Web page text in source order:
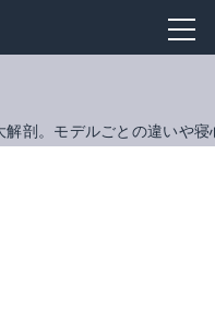
剖。モデルごとの違いや